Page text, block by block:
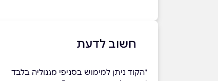
חשוב לדעת
*הקוד ניתן למימוש בסניפי מגנוליה בלבד